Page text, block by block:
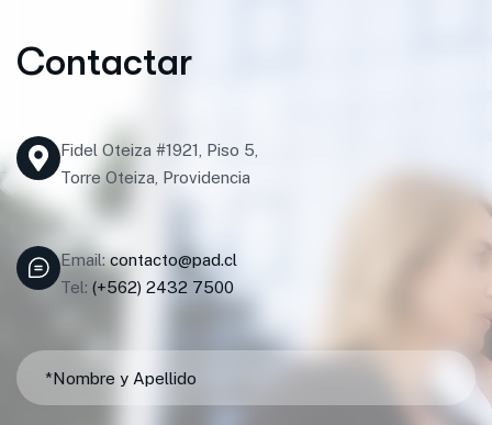
Contactar
Fidel Oteiza #1921, Piso 5,
Torre Oteiza, Providencia
Email:contacto@pad.cl
Tel: (+562) 2432 7500